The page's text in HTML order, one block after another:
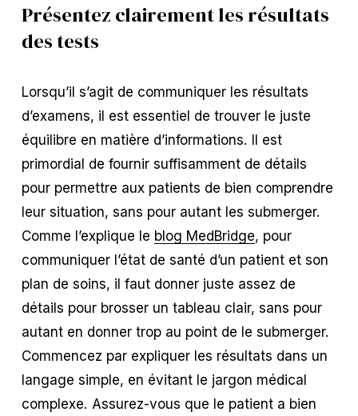
Présentez clairement les résultats
des tests
Lorsqu’il s’agit de communiquer les résultats
d’examens, il est essentiel de trouver le juste
équilibre en matière d’informations. Il est
primordial de fournir suffisamment de détails
pour permettre aux patients de bien comprendre
leur situation, sans pour autant les submerger.
Comme l’explique le blog MedBridge, pour
communiquer l’état de santé d’un patient et son
plan de soins, il faut donner juste assez de
détails pour brosser un tableau clair, sans pour
autant en donner trop au point de le submerger.
Commencez par expliquer les résultats dans un
langage simple, en évitant le jargon médical
complexe. Assurez-vous que le patient a bien